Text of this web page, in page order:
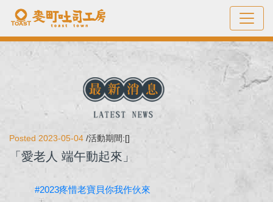
Posted 2023-05-04 /活動期間:[]
「愛老人 端午動起來」
#2023疼惜老寶貝你我作伙來